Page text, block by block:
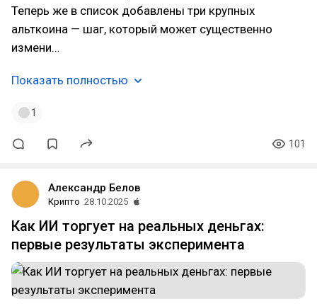
Теперь же в список добавлены три крупных
альткоина — шаг, который может существенно
измени…
Показать полностью
1
101
Александр Белов
Крипто 28.10.2025
Как ИИ торгует на реальных деньгах:
первые результаты эксперимента